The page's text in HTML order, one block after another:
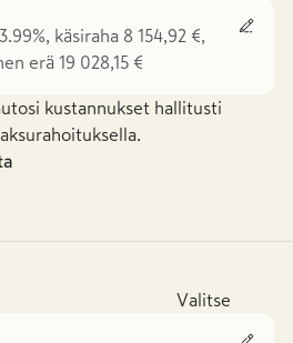
käsiraha 8 154,92 €,
erä 19 028,15 €
kustannukset hallitusti
Valitse